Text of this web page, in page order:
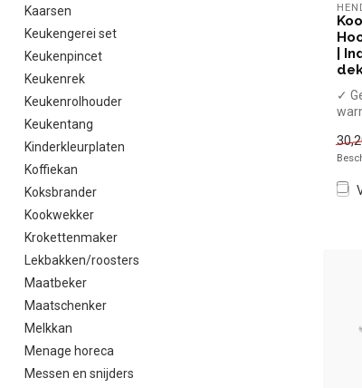
Kaarsen
Keukengerei set
Keukenpincet
Keukenrek
Keukenrolhouder
Keukentang
Kinderkleurplaten
Koffiekan
Koksbrander
Kookwekker
Krokettenmaker
Lekbakken/roosters
Maatbeker
Maatschenker
Melkkan
Menage horeca
Messen en snijders
|
✓
x